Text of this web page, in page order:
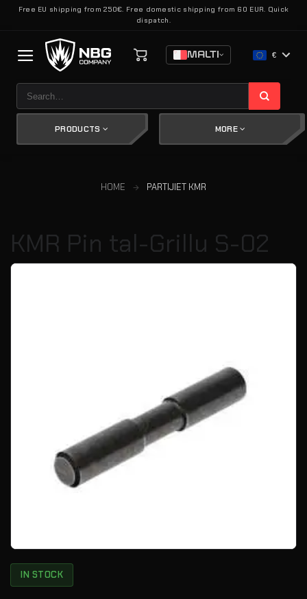
SkipFree EU shipping from 250€. Free domestic shipping from 60 EUR. Quick
dispatch.
MALTI €
for:
PRODUCTS MORE
HOME PARTIJIET KMR
KMR Pin tal-Grillu S-02
IN STOCK